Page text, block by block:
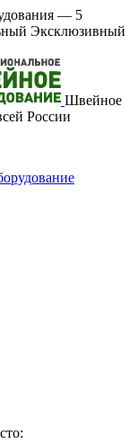
— 5
Эксклюзивный
Швейное
России